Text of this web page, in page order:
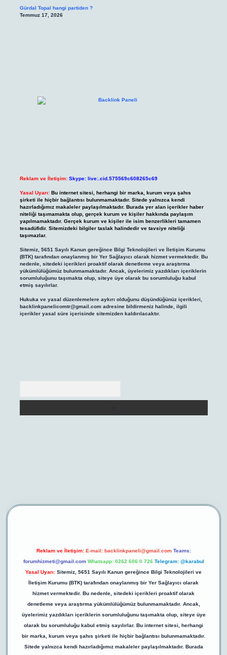
Gürdal Topal hangi partiden ?
Temmuz 17, 2026
Reklam ve İletişim: Skype: live:.cid.575569c608265c69
Yasal Uyarı: Bu internet sitesi, herhangi bir marka, kurum veya şahıs
şirketi ile hiçbir bağlantısı bulunmamaktadır. Sitede yalnızca kendi
hazırladığımız makaleler paylaşılmaktadır. Burada yer alan içerikler haber
niteliği taşımamakta olup, gerçek kurum ve kişiler hakkında paylaşım
yapılmamaktadır. Gerçek kurum ve kişiler ile isim benzerlikleri tamamen
tesadüfidir. Sitemizdeki bilgiler taslak halindedir ve tavsiye niteliği
taşımazlar.
Sitemiz, 5651 Sayılı Kanun gereğince Bilgi Teknolojileri ve İletişim Kurumu
(BTK) tarafından onaylanmış bir Yer Sağlayıcı olarak hizmet vermektedir. Bu
nedenle, sitedeki içerikleri proaktif olarak denetleme veya araştırma
yükümlülüğümüz bulunmamaktadır. Ancak, üyelerimiz yazdıkları içeriklerin
sorumluluğunu taşımakta olup, siteye üye olarak bu sorumluluğu kabul
etmiş sayılırlar.
Hukuka ve yasal düzenlemelere aykırı olduğunu düşündüğünüz içerikleri,
backlinkpanelicomtr@gmail.comadresine bildirmeniz halinde, ilgili
içerikler yasal süre içerisinde sitemizden kaldırılacaktır.
Reklam ve İletişim: E-mail: backlinkpaneli@gmail.com Teams:
forumhizmeti@gmail.com Whatsapp: 0262 606 0 726 Telegram: @karabul
Yasal Uyarı: Sitemiz, 5651 Sayılı Kanun gereğince Bilgi Teknolojileri ve
İletişim Kurumu (BTK) tarafından onaylanmış bir Yer Sağlayıcı olarak
hizmet vermektedir. Bu nedenle, sitedeki içerikleri proaktif olarak
denetleme veya araştırma yükümlülüğümüz bulunmamaktadır. Ancak,
üyelerimiz yazdıkları içeriklerin sorumluluğunu taşımakta olup, siteye üye
olarak bu sorumluluğu kabul etmiş sayılırlar. Bu internet sitesi, herhangi
bir marka, kurum veya şahıs şirketi ile hiçbir bağlantısı bulunmamaktadır.
Sitede yalnızca kendi hazırladığımız makaleler paylaşılmaktadır. Burada